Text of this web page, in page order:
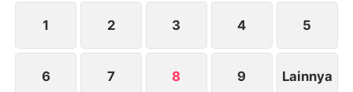
suruhan Yansen, dan semuanya terlambat ketika
Yessica akhirnya mengetahui kebenaran.
1 2 3 4 5
6 7 8 9 Lainnya